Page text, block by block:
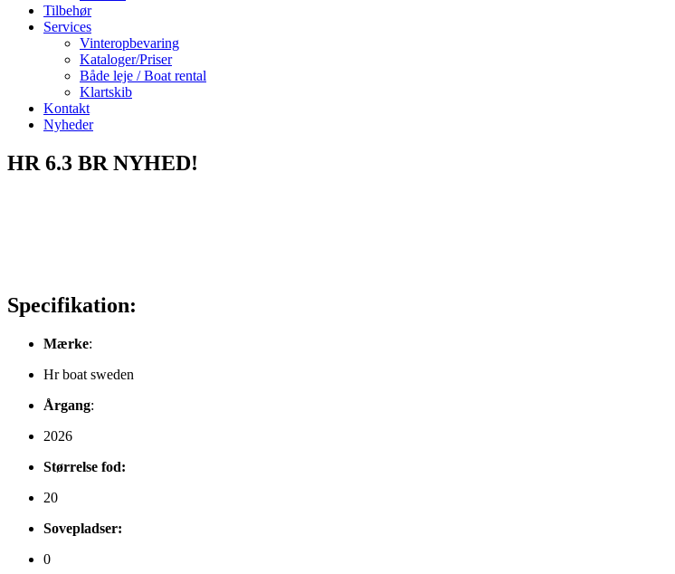
Tilbehør
Services
Vinteropbevaring
Kataloger/Priser
Både leje / Boat rental
Klartskib
Kontakt
Nyheder
HR 6.3 BR NYHED!
Specifikation:
Mærke:
Hr boat sweden
Årgang:
2026
Størrelse fod:
20
Sovepladser:
0